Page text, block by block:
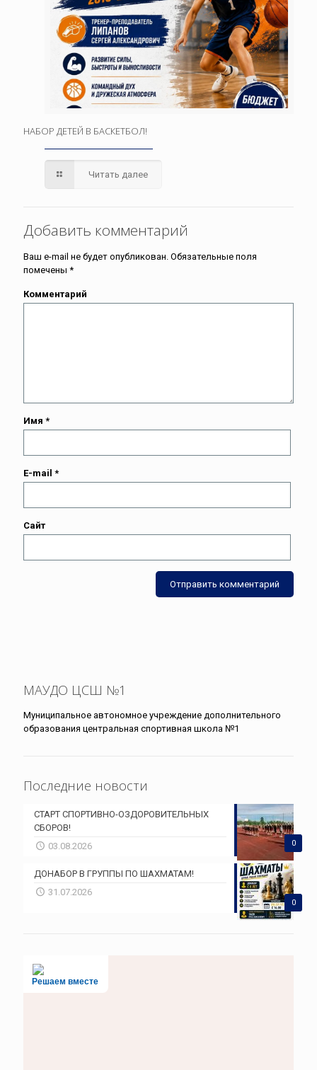
НАБОР ДЕТЕЙ В БАСКЕТБОЛ!
Читать далее
Добавить комментарий
Ваш e-mail не будет опубликован. Обязательные поля
помечены *
Комментарий
Имя *
E-mail *
Сайт
МАУДО ЦСШ №1
Муниципальное автономное учреждение дополнительного
образования центральная спортивная школа №1
Последние новости
0
СТАРТ СПОРТИВНО-ОЗДОРОВИТЕЛЬНЫХ
СБОРОВ!
03.08.2026
0
ДОНАБОР В ГРУППЫ ПО ШАХМАТАМ!
31.07.2026
Решаем вместе